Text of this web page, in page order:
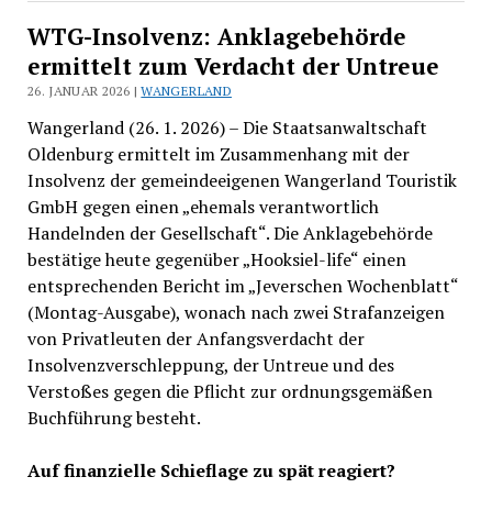
WTG-Insolvenz: Anklagebehörde
ermittelt zum Verdacht der Untreue
26. JANUAR 2026 |WANGERLAND
Wangerland (26. 1. 2026) – Die Staatsanwaltschaft
Oldenburg ermittelt im Zusammenhang mit der
Insolvenz der gemeindeeigenen Wangerland Touristik
GmbH gegen einen „ehemals verantwortlich
Handelnden der Gesellschaft“. Die Anklagebehörde
bestätige heute gegenüber „Hooksiel-life“ einen
entsprechenden Bericht im „Jeverschen Wochenblatt“
(Montag-Ausgabe), wonach nach zwei Strafanzeigen
von Privatleuten der Anfangsverdacht der
Insolvenzverschleppung, der Untreue und des
Verstoßes gegen die Pflicht zur ordnungsgemäßen
Buchführung besteht.
Auf finanzielle Schieflage zu spät reagiert?